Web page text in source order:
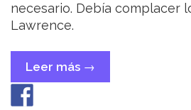
necesario. Debía complacer
Lawrence.
Leer más « Mientras
dure
→